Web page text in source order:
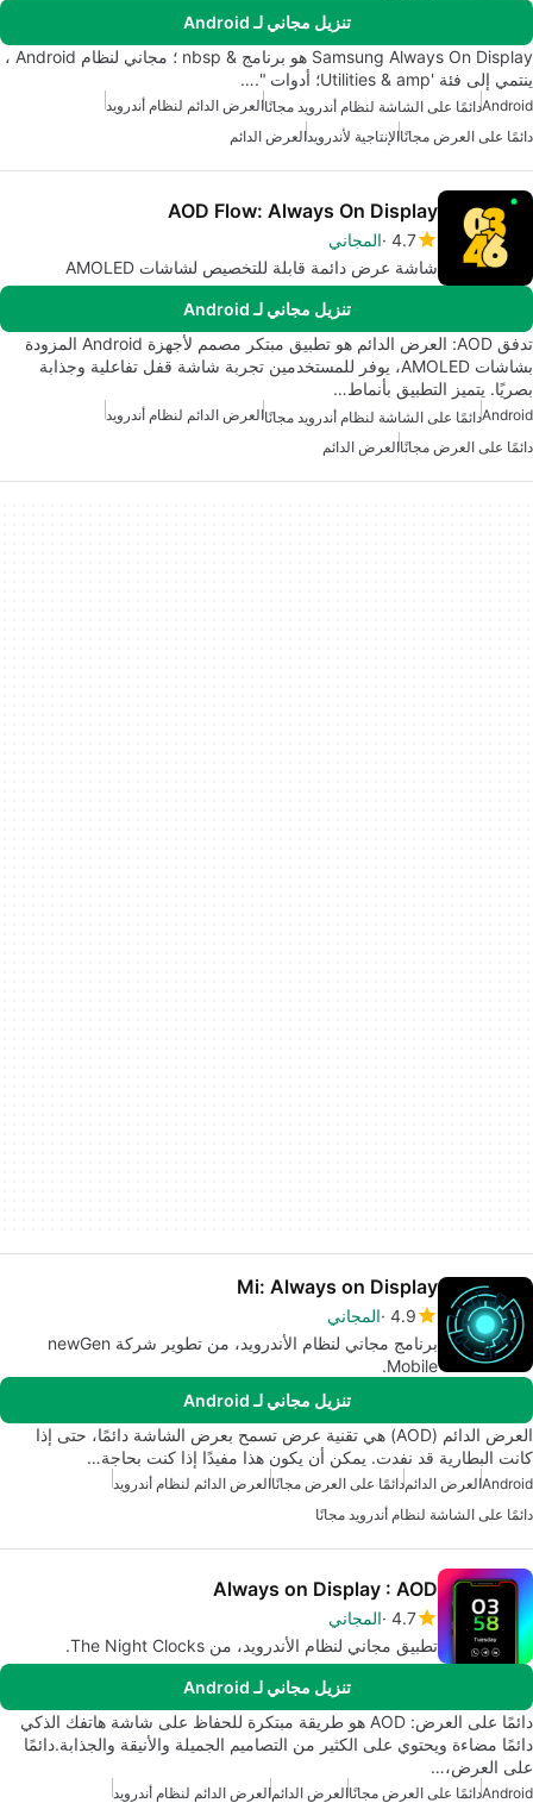
تنزيل مجاني لـ Android
Samsung Always On Display هو برنامج & nbsp ؛ مجاني لنظام Android ،
ينتمي إلى فئة 'Utilities & amp؛ أدوات ".…
Androidدائمًا على الشاشة لنظام أندرويد مجانًاالعرض الدائم لنظام أندرويد
دائمًا على العرض مجانًاالإنتاجية لأندرويدالعرض الدائم
AOD Flow: Always On Display
4.7 المجاني
شاشة عرض دائمة قابلة للتخصيص لشاشات AMOLED
تنزيل مجاني لـ Android
تدفق AOD: العرض الدائم هو تطبيق مبتكر مصمم لأجهزة Android المزودة
بشاشات AMOLED، يوفر للمستخدمين تجربة شاشة قفل تفاعلية وجذابة
بصريًا. يتميز التطبيق بأنماط…
Androidدائمًا على الشاشة لنظام أندرويد مجانًاالعرض الدائم لنظام أندرويد
دائمًا على العرض مجانًاالعرض الدائم
Mi: Always on Display
4.9 المجاني
برنامج مجاني لنظام الأندرويد، من تطوير شركة newGen
Mobile.
تنزيل مجاني لـ Android
العرض الدائم (AOD) هي تقنية عرض تسمح بعرض الشاشة دائمًا، حتى إذا
كانت البطارية قد نفدت. يمكن أن يكون هذا مفيدًا إذا كنت بحاجة…
Androidالعرض الدائمدائمًا على العرض مجانًاالعرض الدائم لنظام أندرويد
دائمًا على الشاشة لنظام أندرويد مجانًا
Always on Display : AOD
4.7 المجاني
تطبيق مجاني لنظام الأندرويد، من The Night Clocks.
تنزيل مجاني لـ Android
دائمًا على العرض: AOD هو طريقة مبتكرة للحفاظ على شاشة هاتفك الذكي
دائمًا مضاءة ويحتوي على الكثير من التصاميم الجميلة والأنيقة والجذابة.دائمًا
على العرض،…
Androidدائمًا على العرض مجانًاالعرض الدائم العرض الدائم لنظام أندرويد